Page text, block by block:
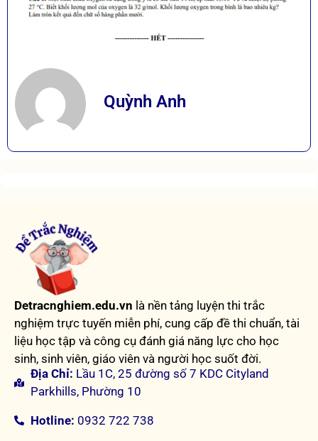
Quỳnh Anh
Detracnghiem.edu.vn là nền tảng luyện thi trắc
nghiệm trực tuyến miễn phí, cung cấp đề thi chuẩn, tài
liệu học tập và công cụ đánh giá năng lực cho học
sinh, sinh viên, giáo viên và người học suốt đời.
Địa Chỉ: Lầu 1C, 25 đường số 7 KDC Cityland
Parkhills, Phường 10
Hotline: 0932 722 738